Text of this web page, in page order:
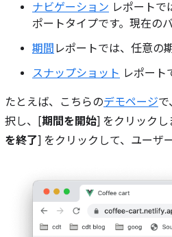
ナビゲーション レポートで
ポートタイプです。現在の
期間 レポートでは、任意の
スナップショット レポート
たとえば、こちらのデモページ
択し、[期間を開始] をクリック
を終了] をクリックして、ユーザ